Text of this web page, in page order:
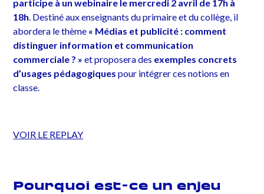
participe à un webinaire le mercredi 2 avril de 17h à
18h. Destiné aux enseignants du primaire et du collège, il
abordera le thème « Médias et publicité : comment
distinguer information et communication
commerciale ? » et proposera des exemples concrets
d’usages pédagogiques pour intégrer ces notions en
classe.
VOIR LE REPLAY
Pourquoi est-ce un enjeu